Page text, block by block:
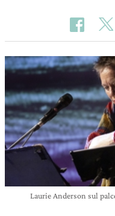
Laurie Anderson sul